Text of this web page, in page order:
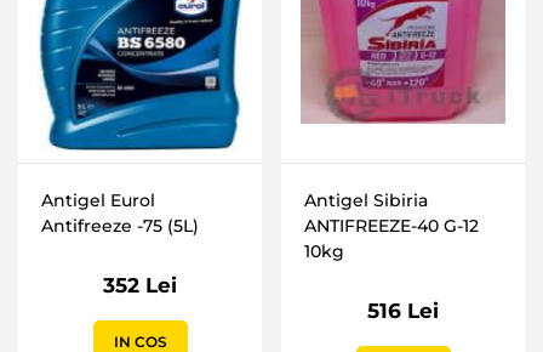
Antigel Eurol
Antifreeze -75 (5L)
352 Lei
IN COS
Antigel Sibiria
ANTIFREEZE-40 G-12
10kg
516 Lei